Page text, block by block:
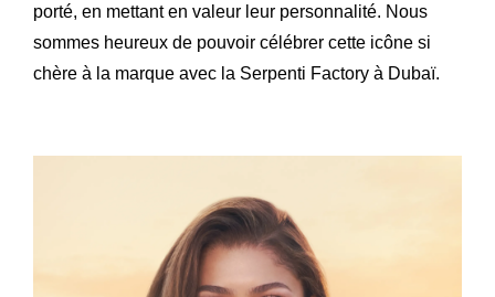
porté, en mettant en valeur leur personnalité. Nous
sommes heureux de pouvoir célébrer cette icône si
chère à la marque avec la Serpenti Factory à Dubaï.